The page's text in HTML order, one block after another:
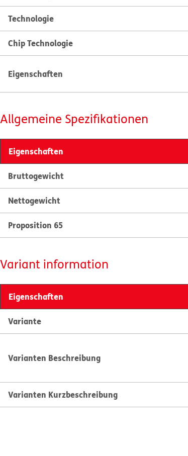
Technologie
Chip Technologie
Eigenschaften
Allgemeine Spezifikationen
Eigenschaften
Bruttogewicht
Nettogewicht
Proposition 65
Variant information
Eigenschaften
Variante
Varianten Beschreibung
Varianten Kurzbeschreibung